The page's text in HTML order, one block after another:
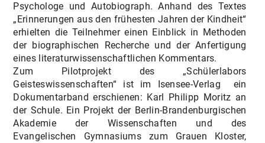
Psychologe und Autobiograph. Anhand des Textes
„Erinnerungen aus den frühesten Jahren der Kindheit“
erhielten die Teilnehmer einen Einblick in Methoden
der biographischen Recherche und der Anfertigung
eines literaturwissenschaftlichen Kommentars.
Zum Pilotprojekt des „Schülerlabors
Geisteswissenschaften“ ist im Isensee-Verlag ein
Dokumentarband erschienen: Karl Philipp Moritz an
der Schule. Ein Projekt der Berlin-Brandenburgischen
Akademie der Wissenschaften und des
Evangelischen Gymnasiums zum Grauen Kloster,